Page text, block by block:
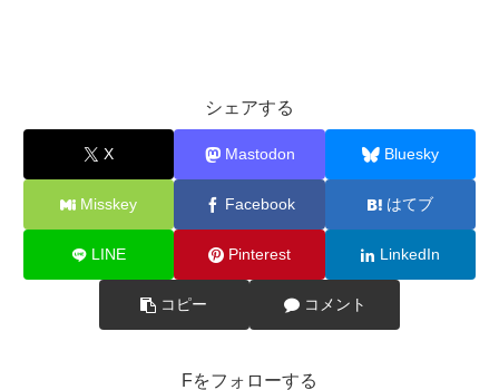
シェアする
X Mastodon Bluesky
Misskey Facebook はてブ
LINE Pinterest LinkedIn
コピー コメント
Fをフォローする